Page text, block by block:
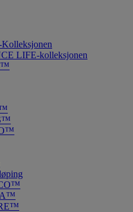
LIFE-kolleksjonen